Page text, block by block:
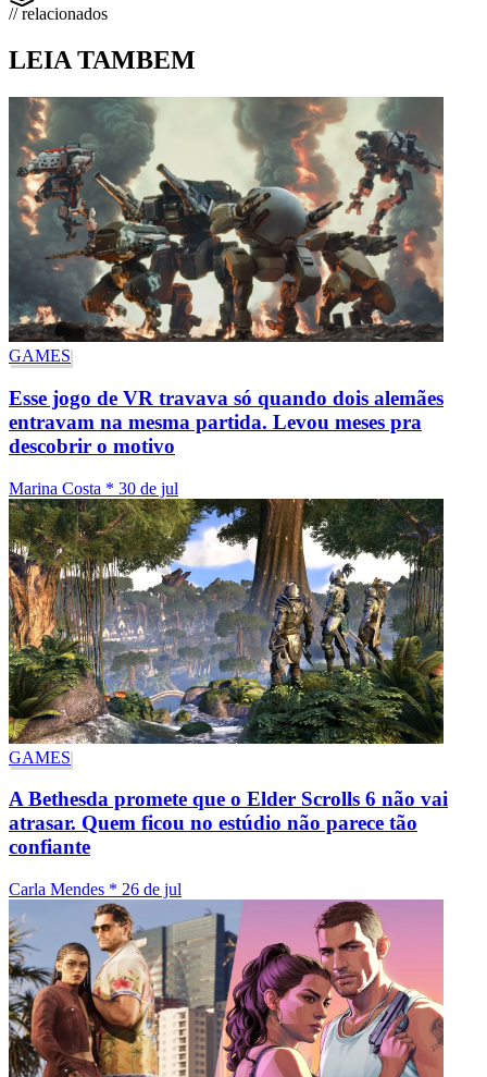
// relacionados
LEIA TAMBEM
GAMES
Esse jogo de VR travava só quando dois alemães
entravam na mesma partida. Levou meses pra
descobrir o motivo
Marina Costa * 30 de jul
GAMES
A Bethesda promete que o Elder Scrolls 6 não vai
atrasar. Quem ficou no estúdio não parece tão
confiante
Carla Mendes * 26 de jul